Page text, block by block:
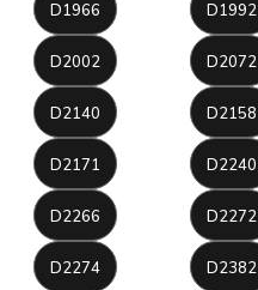
D1966 D1992
D2002 D2072
D2140 D2158
D2171 D2240
D2266 D2272
D2274 D2382